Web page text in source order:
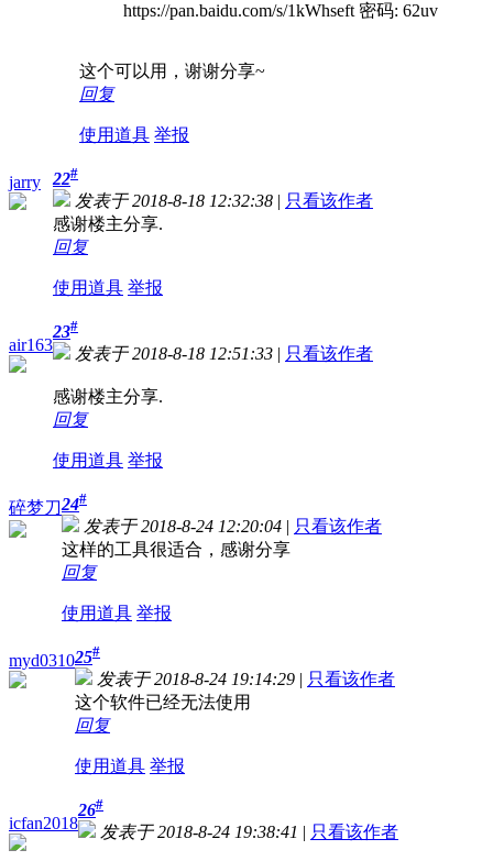
https://pan.baidu.com/s/1kWhseft 密码: 62uv
这个可以用，谢谢分享~
回复
使用道具 举报
jarry 22#
发表于 2018-8-18 12:32:38 | 只看该作者
感谢楼主分享.
回复
使用道具 举报
air163
23#
发表于 2018-8-18 12:51:33 | 只看该作者
感谢楼主分享.
回复
使用道具 举报
碎梦刀24#
发表于 2018-8-24 12:20:04 | 只看该作者
这样的工具很适合，感谢分享
回复
使用道具 举报
myd031025#
发表于 2018-8-24 19:14:29 | 只看该作者
这个软件已经无法使用
回复
使用道具 举报
icfan2018
26#
发表于 2018-8-24 19:38:41 | 只看该作者